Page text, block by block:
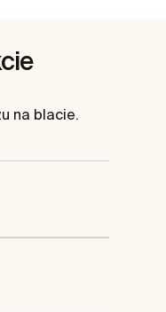
na blacie.